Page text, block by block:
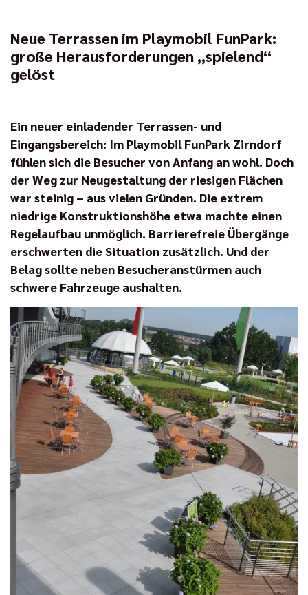
Neue Terrassen im Playmobil FunPark:
große Herausforderungen „spielend“
gelöst
Ein neuer einladender Terrassen- und
Eingangsbereich: Im Playmobil FunPark Zirndorf
fühlen sich die Besucher von Anfang an wohl. Doch
der Weg zur Neugestaltung der riesigen Flächen
war steinig – aus vielen Gründen. Die extrem
niedrige Konstruktionshöhe etwa machte einen
Regelaufbau unmöglich. Barrierefreie Übergänge
erschwerten die Situation zusätzlich. Und der
Belag sollte neben Besucheranstürmen auch
schwere Fahrzeuge aushalten.